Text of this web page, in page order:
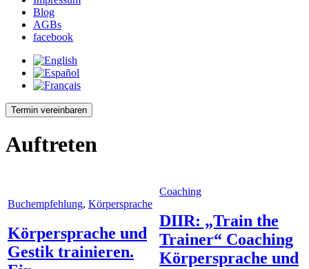
Blog
AGBs
facebook
Termin vereinbaren
Auftreten
Buchempfehlung, Körpersprache
Körpersprache und
Gestik trainieren.
Coaching
DIIR: „Train the
Trainer“ Coaching
Körpersprache und